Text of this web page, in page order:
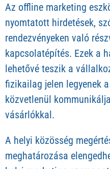
Az offline marketing
nyomtatott hirdetések,
rendezvényeken való
kapcsolatépítés. Ezek a
lehetővé teszik a
fizikailag jelen legyenek
közvetlenül
vásárlókkal.
A helyi közösség
meghatározása